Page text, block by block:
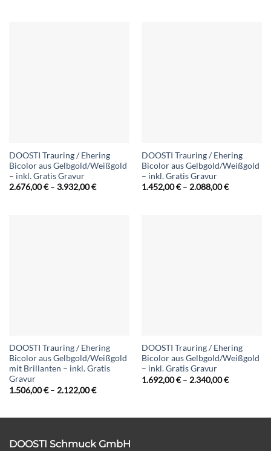
DOOSTI Trauring / Ehering
Bicolor aus Gelbgold/Weißgold
– inkl. Gratis Gravur
2.676,00€ – 3.932,00€Preisspanne:
DOOSTI Trauring / Ehering
Bicolor aus Gelbgold/Weißgold
– inkl. Gratis Gravur
1.452,00€ – 2.088,00€
DOOSTI Trauring / Ehering
Bicolor aus Gelbgold/Weißgold
mit Brillanten – inkl. Gratis
Gravur
1.506,00€ – 2.122,00€Preisspanne:
DOOSTI Trauring / Ehering
Bicolor aus Gelbgold/Weißgold
– inkl. Gratis Gravur
1.692,00€ – 2.340,00€
DOOSTI Schmuck GmbH